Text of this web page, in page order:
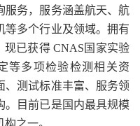
服务，服务涵盖航天、航
等多个行业及领域。拥有
现已获得 CNAS国家实验
等多项检验检测相关资
、测试标准丰富、服务领
。目前已是国内最具规模
之一。